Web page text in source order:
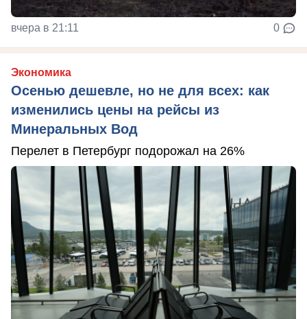
вчера в 21:11 0
Экономика
Осенью дешевле, но не для всех: как
изменились цены на рейсы из
Минеральных Вод
Перелет в Петербург подорожал на 26%